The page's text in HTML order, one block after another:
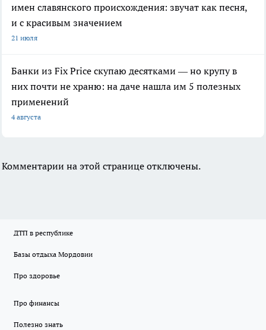
имен славянского происхождения: звучат как песня,
и с красивым значением
21 июля
Банки из Fix Price скупаю десятками — но крупу в
них почти не храню: на даче нашла им 5 полезных
применений
4 августа
Комментарии на этой странице отключены.
ДТП в республике
Базы отдыха Мордовии
Про здоровье
Про финансы
Полезно знать